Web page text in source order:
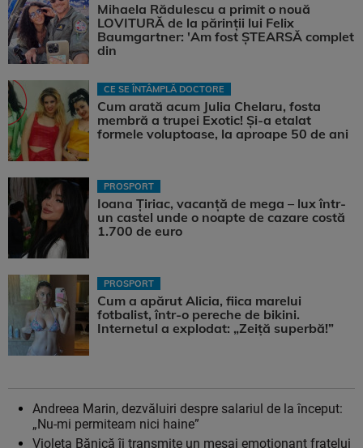
Mihaela Rădulescu a primit o nouă
LOVITURĂ de la părinții lui Felix
Baumgartner: 'Am fost ȘTEARSĂ complet
din
CE SE ÎNTÂMPLĂ DOCTORE
Cum arată acum Julia Chelaru, fosta
membră a trupei Exotic! Și-a etalat
formele voluptoase, la aproape 50 de ani
PROSPORT
Ioana Țiriac, vacanță de mega – lux într-
un castel unde o noapte de cazare costă
1.700 de euro
PROSPORT
Cum a apărut Alicia, fiica marelui
fotbalist, într-o pereche de bikini.
Internetul a explodat: „Zeiță superbă!”
Andreea Marin, dezvăluiri despre salariul de la început:
„Nu-mi permiteam nici haine”
Violeta Bănică îi transmite un mesaj emoționant fratelui